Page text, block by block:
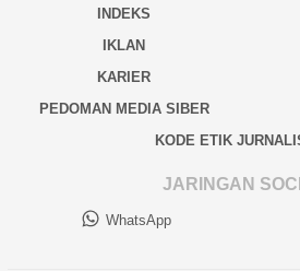
INDEKS
IKLAN
KARIER
PEDOMAN MEDIA SIBER
KODE ETIK
JARINGAN
WhatsApp